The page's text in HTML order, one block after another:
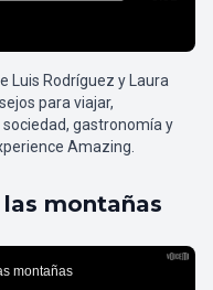
Luis Rodríguez y Laura
para viajar,
gastronomía y
Amazing.
montañas